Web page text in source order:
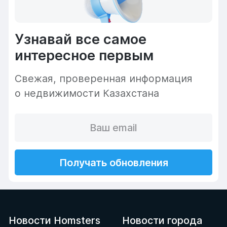
Узнавай все самое
интересное первым
Cвежая, проверенная информация
о недвижимости Казахстана
Получать обновления
Новости Homsters Новости города